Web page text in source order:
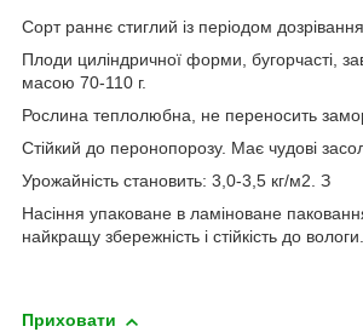
Сорт раннє стиглий із періодом
Плоди циліндричної форми, бугорчасті,
масою 70-110 г.
Рослина теплолюбна, не переносить
Стійкий до перонопорозу. Має чудові
Урожайність становить: 3,0-3,5 кг/м2. З
Насіння упаковане в ламіноване
найкращу збережність і стійкість до вологи.
Приховати